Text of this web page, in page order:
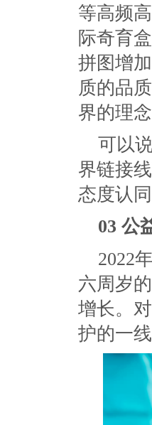
等高频
际奇育
拼图增
质的品
界的理念
可以
界链接
态度认
03 公
2022
六周岁
增长。
护的一